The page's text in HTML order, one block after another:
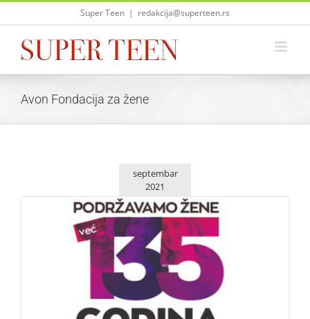
Skip
Super Teen | redakcija@superteen.rs
Avon Fondacija za žene
septembar
2021
Kompanija Avon slavi 135. rođendan!
Lepota i moda